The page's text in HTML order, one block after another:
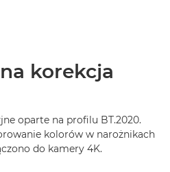
korekcja
oparte na profilu BT.2020.
kolorów w narożnikach
do kamery 4K.